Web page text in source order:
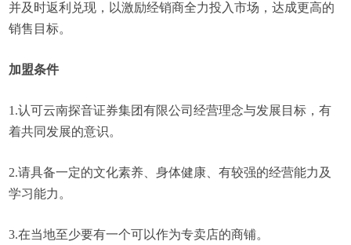
并及时返利兑现，以激励经销商全力投入市场，达成更高的
销售目标。
加盟条件
1.认可云南探音证券集团有限公司经营理念与发展目标，有
着共同发展的意识。
2.请具备一定的文化素养、身体健康、有较强的经营能力及
学习能力。
3.在当地至少要有一个可以作为专卖店的商铺。